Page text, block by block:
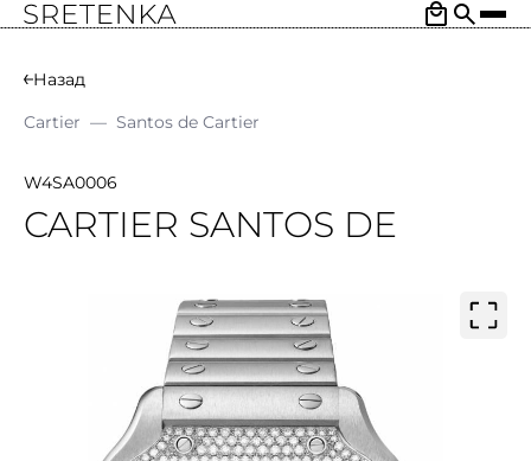
Назад
Cartier — Santos de Cartier
W4SA0006
CARTIER SANTOS DE